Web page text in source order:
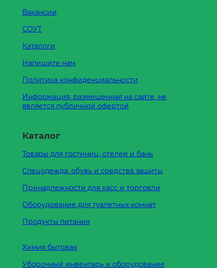
Вакансии
СОУТ
Каталоги
Напишите нам
Политика конфиденциальности
Информация, размещенная на сайте, не
является публичной офертой
Каталог
Товары для гостиниц, отелей и бань
Спецодежда, обувь и средства защиты
Принадлежности для касс и торговли
Оборудование для туалетных комнат
Продукты питания
Химия бытовая
Уборочный инвентарь и оборудование